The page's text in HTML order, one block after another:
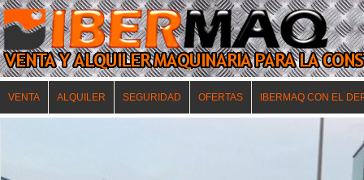
VENTA ALQUILER SEGURIDAD OFERTAS IBERMAQ CON EL